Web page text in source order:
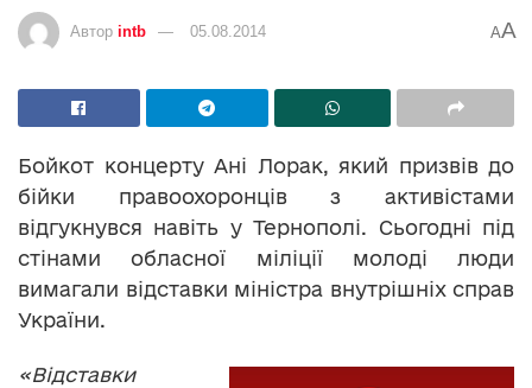
Автор intb 05.08.2014 AA
Бойкот концерту Ані Лорак, який призвів до
бійки правоохоронців з активістами
відгукнувся навіть у Тернополі. Сьогодні під
стінами обласної міліції молоді люди
вимагали відставки міністра внутрішніх справ
України.
«Відставки